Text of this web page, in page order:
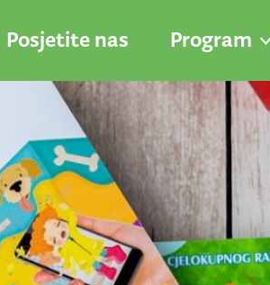
Posjetite nas Program